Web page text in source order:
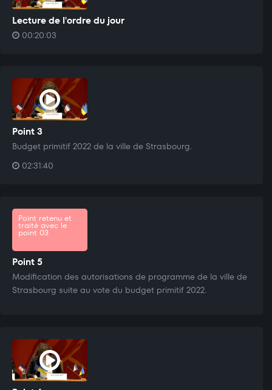
Lecture de l'ordre du jour
00:20:03
Point 3
Budget primitif 2022 de la ville de Strasbourg.
02:31:40
Point retenu et
traité avec le
point 03
Point 5
Modification des autorisations de programme de la ville de
Strasbourg suite au vote du budget primitif 2022.